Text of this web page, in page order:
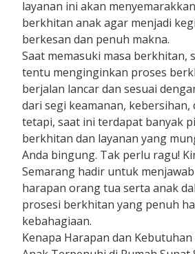
layanan ini akan
berkhitan anak agar menjadi
berkesan dan penuh makna.
Saat memasuki masa berkhitan,
tentu menginginkan proses
berjalan lancar dan sesuai
dari segi keamanan, kebersihan,
tetapi, saat ini terdapat banyak
berkhitan dan layanan yang
Anda bingung. Tak perlu ragu!
Semarang hadir untuk
harapan orang tua serta anak
prosesi berkhitan yang penuh
kebahagiaan.
Kenapa Harapan dan